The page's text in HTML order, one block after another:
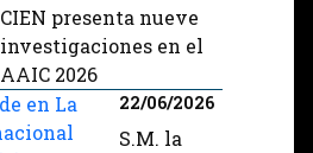
CIEN presenta nueve
investigaciones en el
AAIC 2026
22/06/2026
S.M. la